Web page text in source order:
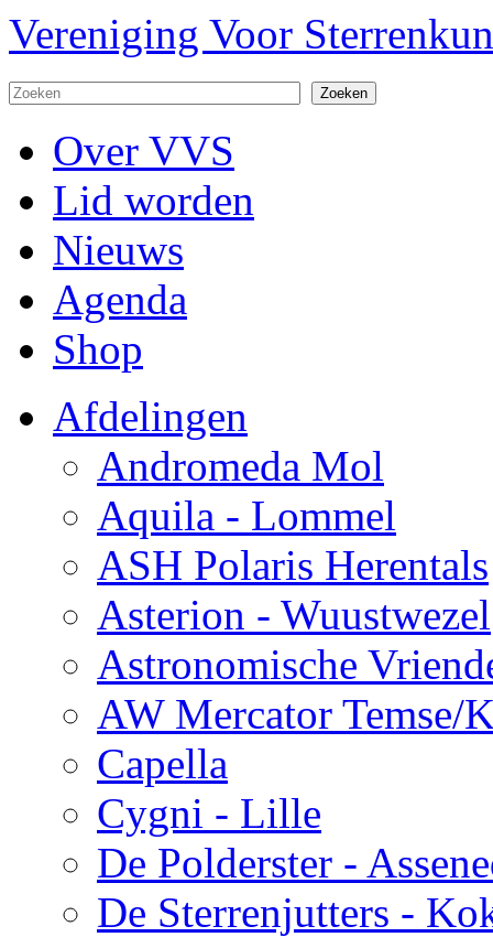
Overslaan en naar de algemene inhoud gaan
Vereniging Voor
Zoekveld
Over VVS
Lid worden
Nieuws
Agenda
Shop
Afdelingen
Andromeda Mol
Aquila - Lommel
ASH Polaris Herentals
Asterion - Wuustwezel
Astronomische
AW Mercator Temse/
Capella
Cygni - Lille
De Polderster -
De Sterrenjutters -